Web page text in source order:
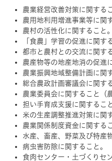
農業経営改善対策に関する
農用地利用増進事業等に関
農村の活性化に関すること。
「食農」学習の促進に関す
都市と農村との交流に関す
農産物等の地産地消の促進
農業振興地域整備計画に関
総合農政計画審議会に関す
農業委員会に関すること（
担い手育成支援に関すること
米の生産調整推進対策に関
農業関係制度資金に関する
水産、畜産、野菜及び特産
病虫害防除に関すること。
食肉センター・土づくりセ